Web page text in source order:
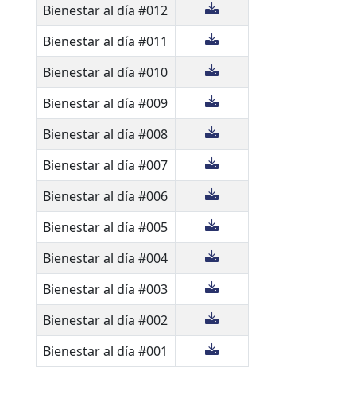
Bienestar al día #012
Bienestar al día #011
Bienestar al día #010
Bienestar al día #009
Bienestar al día #008
Bienestar al día #007
Bienestar al día #006
Bienestar al día #005
Bienestar al día #004
Bienestar al día #003
Bienestar al día #002
Bienestar al día #001